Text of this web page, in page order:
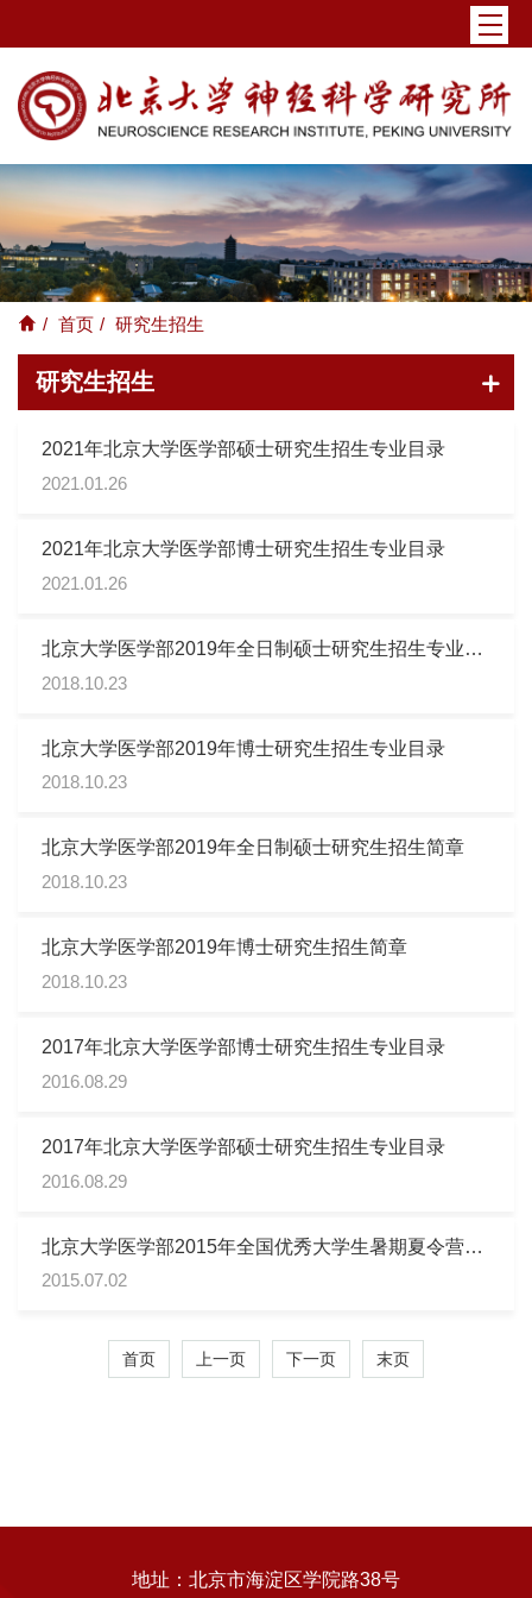
/ 首页 / 研究生招生
研究生招生
2021年北京大学医学部硕士研究生招生专业目录
2021.01.26
2021年北京大学医学部博士研究生招生专业目录
2021.01.26
北京大学医学部2019年全日制硕士研究生招生专业目
录
2018.10.23
北京大学医学部2019年博士研究生招生专业目录
2018.10.23
北京大学医学部2019年全日制硕士研究生招生简章
2018.10.23
北京大学医学部2019年博士研究生招生简章
2018.10.23
2017年北京大学医学部博士研究生招生专业目录
2016.08.29
2017年北京大学医学部硕士研究生招生专业目录
2016.08.29
北京大学医学部2015年全国优秀大学生暑期夏令营招
生简章
2015.07.02
首页 上一页 下一页 末页
地址：北京市海淀区学院路38号